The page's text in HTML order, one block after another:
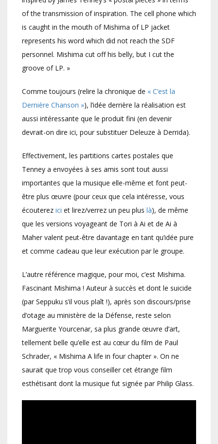
of the transmission of inspiration. The cell phone which
is caught in the mouth of Mishima of LP jacket
represents his word which did not reach the SDF
personnel. Mishima cut off his belly, but I cut the
groove of LP. »
Comme toujours (relire la chronique de « C’est la
Dernière Chanson »), l’idée derrière la réalisation est
aussi intéressante que le produit fini (en devenir
devrait-on dire ici, pour substituer Deleuze à Derrida).
Effectivement, les partitions cartes postales que
Tenney a envoyées à ses amis sont tout aussi
importantes que la musique elle-même et font peut-
être plus œuvre (pour ceux que cela intéresse, vous
écouterez ici et lirez/verrez un peu plus là), de même
que les versions voyageant de Tori à Ai et de Ai à
Maher valent peut-être davantage en tant qu’idée pure
et comme cadeau que leur exécution par le groupe.
L’autre référence magique, pour moi, c’est Mishima.
Fascinant Mishima ! Auteur à succès et dont le suicide
(par Seppuku s’il vous plaît !), après son discours/prise
d’otage au ministère de la Défense, reste selon
Marguerite Yourcenar, sa plus grande œuvre d’art,
tellement belle qu’elle est au cœur du film de Paul
Schrader, « Mishima A life in four chapter ». On ne
saurait que trop vous conseiller cet étrange film
esthétisant dont la musique fut signée par Philip Glass.